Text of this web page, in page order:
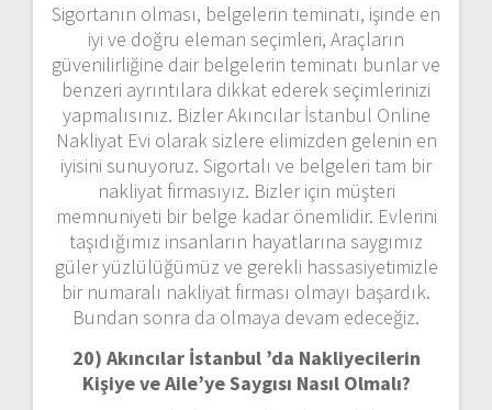
Sigortanın olması, belgelerin teminatı, işinde en
iyi ve doğru eleman seçimleri, Araçların
güvenilirliğine dair belgelerin teminatı bunlar ve
benzeri ayrıntılara dikkat ederek seçimlerinizi
yapmalısınız. Bizler Akıncılar İstanbul Online
Nakliyat Evi olarak sizlere elimizden gelenin en
iyisini sunuyoruz. Sigortalı ve belgeleri tam bir
nakliyat firmasıyız. Bizler için müşteri
memnuniyeti bir belge kadar önemlidir. Evlerini
taşıdığımız insanların hayatlarına saygımız
güler yüzlülüğümüz ve gerekli hassasiyetimizle
bir numaralı nakliyat firması olmayı başardık.
Bundan sonra da olmaya devam edeceğiz.
20) Akıncılar İstanbul ’da Nakliyecilerin
Kişiye ve Aile’ye Saygısı Nasıl Olmalı?